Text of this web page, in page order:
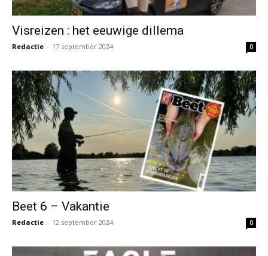
Visreizen : het eeuwige dillema
Redactie - 17 september 2024 0
Beet 6 – Vakantie
Redactie - 12 september 2024 0